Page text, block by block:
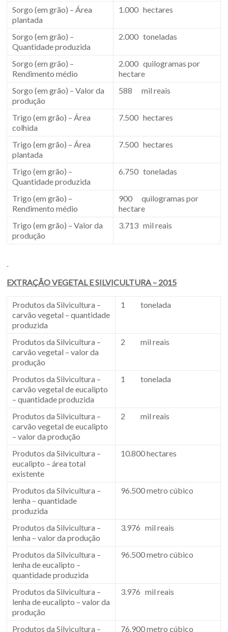
Sorgo (em grão) – Área
plantada
1.000 hectares
Sorgo (em grão) –
Quantidade produzida
2.000 toneladas
Sorgo (em grão) –
Rendimento médio
2.000 quilogramas por
hectare
Sorgo (em grão) – Valor da
produção
588 mil reais
Trigo (em grão) – Área
colhida
7.500 hectares
Trigo (em grão) – Área
plantada
7.500 hectares
Trigo (em grão) –
Quantidade produzida
6.750 toneladas
Trigo (em grão) –
Rendimento médio
900 quilogramas por
hectare
Trigo (em grão) – Valor da
produção
3.713 mil reais
EXTRAÇÃO VEGETAL E SILVICULTURA – 2015
Produtos da Silvicultura –
carvão vegetal – quantidade
produzida
1 tonelada
Produtos da Silvicultura –
carvão vegetal – valor da
produção
2 mil reais
Produtos da Silvicultura –
carvão vegetal de eucalipto
– quantidade produzida
1 tonelada
Produtos da Silvicultura –
carvão vegetal de eucalipto
– valor da produção
2 mil reais
Produtos da Silvicultura –
eucalipto – área total
existente
10.800 hectares
Produtos da Silvicultura –
lenha – quantidade
produzida
96.500 metro cúbico
Produtos da Silvicultura –
lenha – valor da produção
3.976 mil reais
Produtos da Silvicultura –
lenha de eucalipto –
quantidade produzida
96.500 metro cúbico
Produtos da Silvicultura –
lenha de eucalipto – valor da
produção
3.976 mil reais
Produtos da Silvicultura – 76.900 metro cúbico